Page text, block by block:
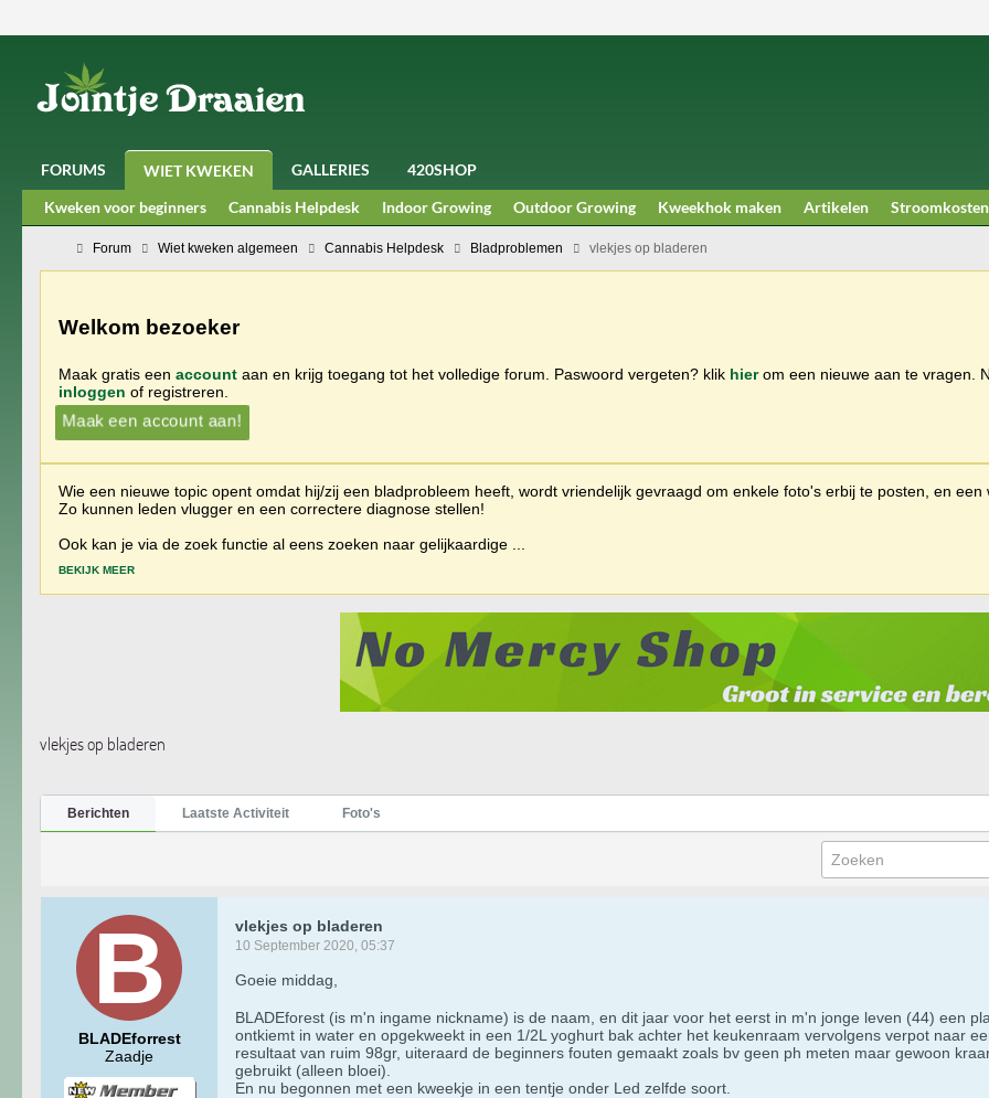
FORUMS WIET KWEKEN GALLERIES
420SHOP
Kweken voor beginners
Cannabis Helpdesk Indoor Growing Outdoor Growing Kweekhok maken Artikelen Stroomkosten
Forum Wiet kweken algemeen Cannabis Helpdesk Bladproblemen vlekjes op bladeren
Welkom bezoeker
Maak gratis een account aan en krijg toegang tot het volledige forum. Paswoord vergeten? klik hierom een nieuwe aan te vragen.
inloggen of registreren.
Maak een account aan!
Wie een nieuwe topic opent omdat hij/zij een bladprobleem heeft, wordt vriendelijk gevraagd om enkele foto's erbij te posten, en
Zo kunnen leden vlugger en een correctere diagnose stellen!
Ook kan je via de zoek functie al eens zoeken naar gelijkaardige
BEKIJK MEER
vlekjes op bladeren
Berichten Laatste Activiteit Foto's
BLADEforrest
Zaadje
vlekjes op bladeren
10 September 2020, 05:37
Goeie middag,
BLADEforest (is m'n ingame nickname) is de naam, en dit jaar voor het eerst in m'n jonge leven (44) een
ontkiemt in water en opgekweekt in een 1/2L yoghurt bak achter het keukenraam vervolgens verpot naar
resultaat van ruim 98gr, uiteraard de beginners fouten gemaakt zoals bv geen ph meten maar gewoon
gebruikt (alleen bloei).
En nu begonnen met een kweekje in een tentje onder Led zelfde soort.